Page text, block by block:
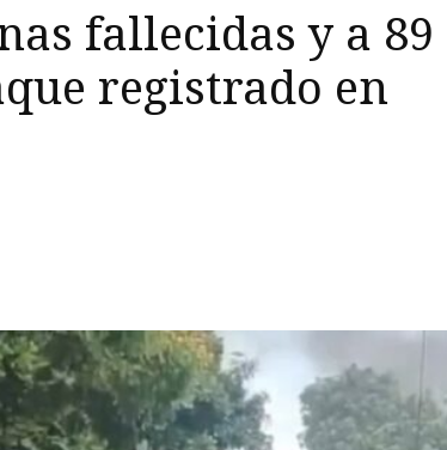
fallecidas y a 89
registrado en